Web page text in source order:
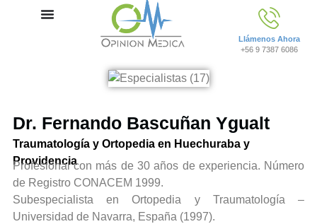
Llámenos Ahora
+56 9 7387 6086
Dr. Fernando Bascuñan Ygualt
Traumatología y Ortopedia en Huechuraba y
Providencia
Profesional con más de 30 años de experiencia. Número
de Registro CONACEM 1999.
Subespecialista en Ortopedia y Traumatología –
Universidad de Navarra, España (1997).